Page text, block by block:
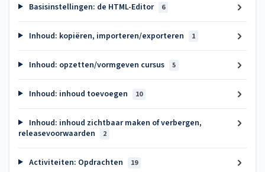
Basisinstellingen: de HTML-Editor 6
Inhoud: kopiëren, importeren/exporteren 1
Inhoud: opzetten/vormgeven cursus 5
Inhoud: inhoud toevoegen 10
Inhoud: inhoud zichtbaar maken of verbergen,
releasevoorwaarden
2
Activiteiten: Opdrachten 19